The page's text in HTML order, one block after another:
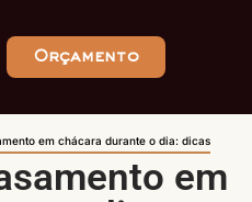
Orçamento
em chácara durante o dia: dicas
em